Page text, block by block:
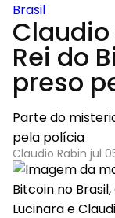
Brasil
Rei do
preso
Parte do
pela polícia
Claudio Rabin jul
Lucinara e